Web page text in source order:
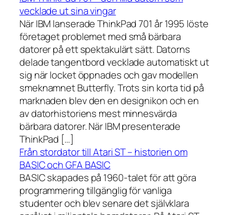
vecklade ut sina vingar
När IBM lanserade ThinkPad 701 år 1995 löste
företaget problemet med små bärbara
datorer på ett spektakulärt sätt. Datorns
delade tangentbord vecklade automatiskt ut
sig när locket öppnades och gav modellen
smeknamnet Butterfly. Trots sin korta tid på
marknaden blev den en designikon och en
av datorhistoriens mest minnesvärda
bärbara datorer. När IBM presenterade
ThinkPad […]
Från stordator till Atari ST – historien om
BASIC och GFA BASIC
BASIC skapades på 1960-talet för att göra
programmering tillgänglig för vanliga
studenter och blev senare det självklara